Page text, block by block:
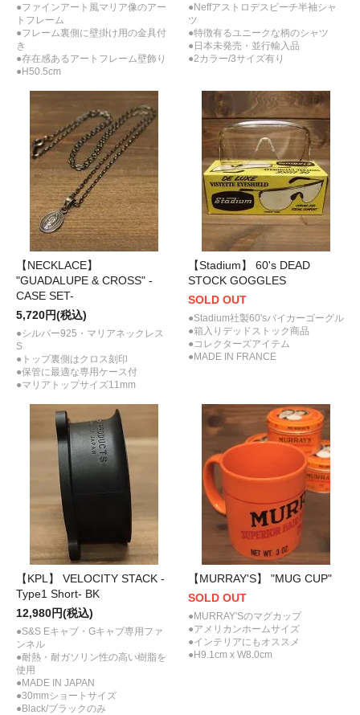
●ファインアート風マリア像のアー
トフレーム
●フレーム裏側に壁掛け用の金具付
き
●存在感あるアートフレーム壁飾り
●H50.5cm
●Neffアストロデスビーチ半袖シャ
ツ
●特徴有るユニークな柄のシャツ
●日本未発売・並行輸入品
●2カラー/3サイズ有り
【NECKLACE】
"GUADALUPE & CROSS" -
CASE SET-
5,720円(税込)
●シルバー925・マリアネックレス
S
●トップ裏側はクロス刻印
●保管に最適な専用ケース付
●マリアトップサイズ11mm
【Stadium】 60's DEAD
STOCK GOGGLES
SOLD OUT
●Stadium社製60'sバイカーゴーグル
●箱入りデッドストック商品
●コレクターズアイテム
●MADE IN FRANCE
【KPL】 VELOCITY STACK -
Type1 Short- BK
12,980円(税込)
●S&S Eキャブ・Gキャブ専用ファ
ンネル
●耐熱・耐ガソリン性の高い樹脂を
使用
●MADE IN JAPAN
●30mmショートサイズ
●Black/ブラックのみ
【MURRAY'S】 "MUG CUP"
SOLD OUT
●MURRAY'Sのマグカップ
●アメリカンホームサイズ
●インテリアにもオススメ
●H9.1cm x W8.0cm